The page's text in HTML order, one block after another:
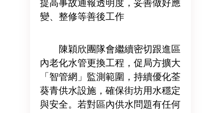
提高事故通報透明度，妥善做好應
變、整修等善後工作
陳穎欣團隊會繼續密切跟進區
內老化水管更換工程，促局方擴大
「智管網」監測範圍，持續優化荃
葵青供水設施，確保街坊用水穩定
與安全。若對區內供水問題有任何